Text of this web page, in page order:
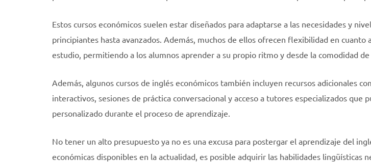
Estos cursos económicos suelen estar diseñados para adaptarse a las necesidades y
principiantes hasta avanzados. Además, muchos de ellos ofrecen flexibilidad en cuanto
estudio, permitiendo a los alumnos aprender a su propio ritmo y desde la comodidad de
Además, algunos cursos de inglés económicos también incluyen recursos adicionales
interactivos, sesiones de práctica conversacional y acceso a tutores especializados que
personalizado durante el proceso de aprendizaje.
No tener un alto presupuesto ya no es una excusa para postergar el aprendizaje del
económicas disponibles en la actualidad, es posible adquirir las habilidades lingüísticas